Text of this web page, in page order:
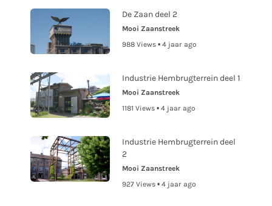
De Zaan deel 2
Mooi Zaanstreek
988 Views • 4 jaar ago
Industrie Hembrugterrein deel 1
Mooi Zaanstreek
1181 Views • 4 jaar ago
Industrie Hembrugterrein deel
2
Mooi Zaanstreek
927 Views • 4 jaar ago